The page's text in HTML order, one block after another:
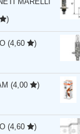
)
(4,60 )
(4,00 )
(4,60 )